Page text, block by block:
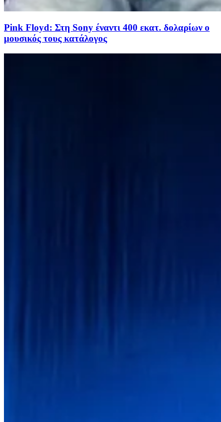
Pink Floyd: Στη Sony έναντι 400 εκατ. δολαρίων ο
μουσικός τους κατάλογος